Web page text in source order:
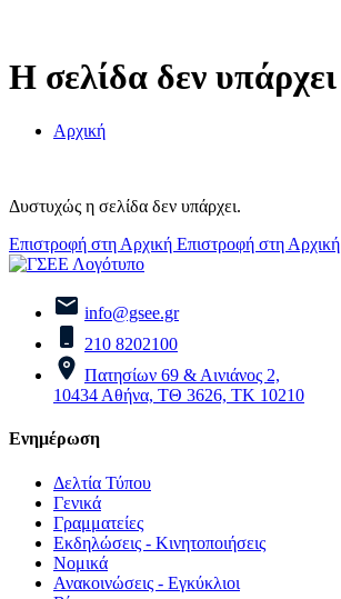
Η σελίδα δεν υπάρχει
Αρχική
Δυστυχώς η σελίδα δεν υπάρχει.
Επιστροφή στη Αρχική Επιστροφή στη Αρχική
info@gsee.gr
210 8202100
Πατησίων 69 & Αινιάνος 2,
10434 Αθήνα, ΤΘ 3626, ΤΚ 10210
Ενημέρωση
Δελτία Τύπου
Γενικά
Γραμματείες
Εκδηλώσεις - Κινητοποιήσεις
Νομικά
Ανακοινώσεις - Εγκύκλιοι